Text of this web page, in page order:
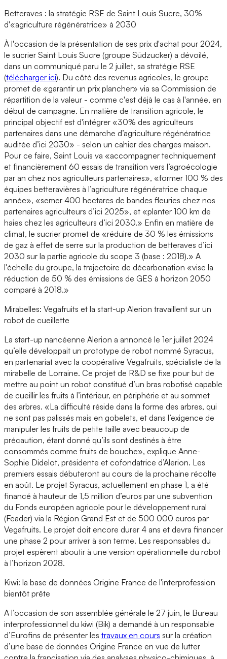
Betteraves : la stratégie RSE de Saint Louis Sucre, 30%
d'«agriculture régénératrice» à 2030
À l'occasion de la présentation de ses prix d'achat pour 2024,
le sucrier Saint Louis Sucre (groupe Südzucker) a dévoilé,
dans un communiqué paru le 2 juillet, sa stratégie RSE
(télécharger ici). Du côté des revenus agricoles, le groupe
promet de «garantir un prix plancher» via sa Commission de
répartition de la valeur - comme c'est déjà le cas à l'année, en
début de campagne. En matière de transition agricole, le
principal objectif est d'intégrer «30% des agriculteurs
partenaires dans une démarche d’agriculture régénératrice
auditée d’ici 2030» - selon un cahier des charges maison.
Pour ce faire, Saint Louis va «accompagner techniquement
et financièrement 60 essais de transition vers l’agroécologie
par an chez nos agriculteurs partenaires», «former 100 % des
équipes betteravières à l’agriculture régénératrice chaque
année», «semer 400 hectares de bandes fleuries chez nos
partenaires agriculteurs d’ici 2025», et «planter 100 km de
haies chez les agriculteurs d’ici 2030.» Enfin en matière de
climat, le sucrier promet de «réduire de 30 % les émissions
de gaz à effet de serre sur la production de betteraves d’ici
2030 sur la partie agricole du scope 3 (base : 2018).» A
l'échelle du groupe, la trajectoire de décarbonation «vise la
réduction de 50 % des émissions de GES à horizon 2050
comparé à 2018.»
Mirabelles: Vegafruits et la start-up Alerion travaillent sur un
robot de cueillette
La start-up nancéenne Alerion a annoncé le 1er juillet 2024
qu’elle développait un prototype de robot nommé Syracus,
en partenariat avec la coopérative Vegafruits, spécialiste de la
mirabelle de Lorraine. Ce projet de R&D se fixe pour but de
mettre au point un robot constitué d’un bras robotisé capable
de cueillir les fruits à l’intérieur, en périphérie et au sommet
des arbres. «La difficulté réside dans la forme des arbres, qui
ne sont pas palissés mais en gobelets, et dans l’exigence de
manipuler les fruits de petite taille avec beaucoup de
précaution, étant donné qu’ils sont destinés à être
consommés comme fruits de bouche», explique Anne-
Sophie Didelot, présidente et cofondatrice d’Alerion. Les
premiers essais débuteront au cours de la prochaine récolte
en août. Le projet Syracus, actuellement en phase 1, a été
financé à hauteur de 1,5 million d’euros par une subvention
du Fonds européen agricole pour le développement rural
(Feader) via la Région Grand Est et de 500 000 euros par
Vegafruits. Le projet doit encore durer 4 ans et devra financer
une phase 2 pour arriver à son terme. Les responsables du
projet espèrent aboutir à une version opérationnelle du robot
à l’horizon 2028.
Kiwi: la base de données Origine France de l'interprofession
bientôt prête
A l’occasion de son assemblée générale le 27 juin, le Bureau
interprofessionnel du kiwi (Bik) a demandé à un responsable
d’Eurofins de présenter les travaux en cours sur la création
d’une base de données Origine France en vue de lutter